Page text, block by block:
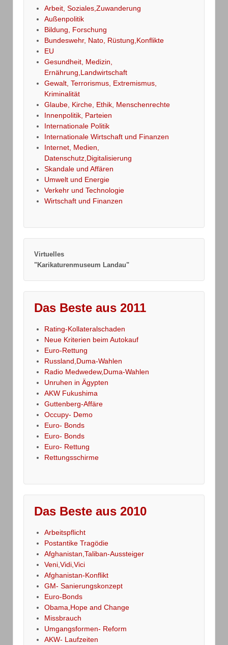
Arbeit, Soziales,Zuwanderung
Außenpolitik
Bildung, Forschung
Bundeswehr, Nato, Rüstung,Konflikte
EU
Gesundheit, Medizin,
Ernährung,Landwirtschaft
Gewalt, Terrorismus, Extremismus,
Kriminalität
Glaube, Kirche, Ethik, Menschenrechte
Innenpolitik, Parteien
Internationale Politik
Internationale Wirtschaft und Finanzen
Internet, Medien,
Datenschutz,Digitalisierung
Skandale und Affären
Umwelt und Energie
Verkehr und Technologie
Wirtschaft und Finanzen
Virtuelles
"Karikaturenmuseum Landau"
Das Beste aus 2011
Rating-Kollateralschaden
Neue Kriterien beim Autokauf
Euro-Rettung
Russland,Duma-Wahlen
Radio Medwedew,Duma-Wahlen
Unruhen in Ägypten
AKW Fukushima
Guttenberg-Affäre
Occupy- Demo
Euro- Bonds
Euro- Bonds
Euro- Rettung
Rettungsschirme
Das Beste aus 2010
Arbeitspflicht
Postantike Tragödie
Afghanistan,Taliban-Aussteiger
Veni,Vidi,Vici
Afghanistan-Konflikt
GM- Sanierungskonzept
Euro-Bonds
Obama,Hope and Change
Missbrauch
Umgangsformen- Reform
AKW- Laufzeiten